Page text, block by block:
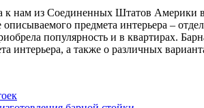
к нам из Соединенных Штатов Америки
описываемого предмета интерьера –
популярность и в квартирах.
интерьера, а также о различных